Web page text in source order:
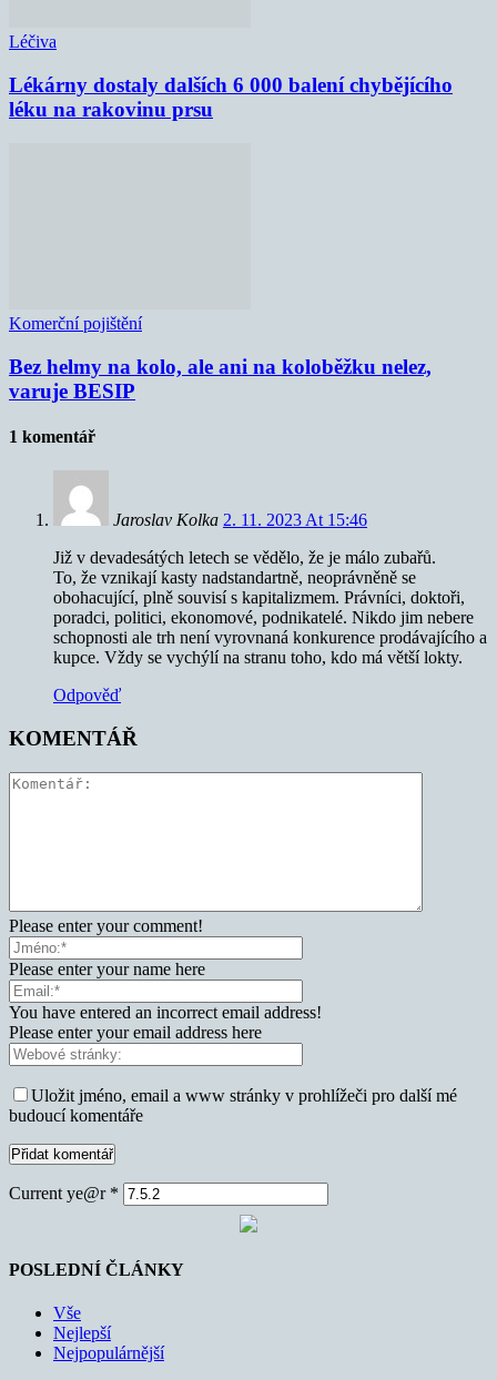
Léčiva
Lékárny dostaly dalších 6 000 balení chybějícího
léku na rakovinu prsu
Komerční pojištění
Bez helmy na kolo, ale ani na koloběžku nelez,
varuje BESIP
1 komentář
Jaroslav Kolka 2. 11. 2023 At 15:46
Již v devadesátých letech se vědělo, že je málo zubařů.
To, že vznikají kasty nadstandartně, neoprávněně se
obohacující, plně souvisí s kapitalizmem. Právníci, doktoři,
poradci, politici, ekonomové, podnikatelé. Nikdo jim nebere
schopnosti ale trh není vyrovnaná konkurence prodávajícího a
kupce. Vždy se vychýlí na stranu toho, kdo má větší lokty.
Odpověď
KOMENTÁŘ
Please enter your comment!
Please enter your name here
You have entered an incorrect email address!
Please enter your email address here
Uložit jméno, email a www stránky v prohlížeči pro další mé
budoucí komentáře
Current ye@r *
POSLEDNÍ ČLÁNKY
Vše
Nejlepší
Nejpopulárnější